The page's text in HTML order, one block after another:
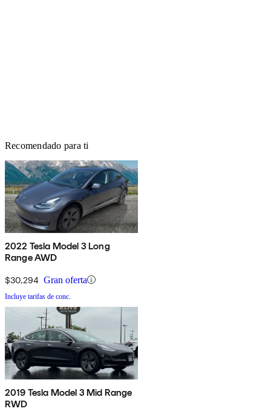
Recomendado para ti
2022 Tesla Model 3 Long
Range AWD
$30,294 Gran oferta
Incluye tarifas de conc.
2019 Tesla Model 3 Mid Range
RWD